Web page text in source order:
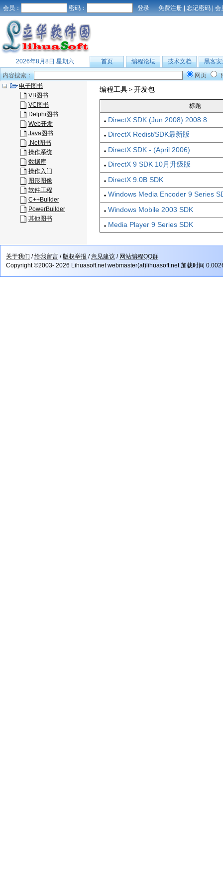
会员： 密码： 免费注册 | 忘记密码 | 会
2026年8月8日 星期六 首页 编程论坛 技术文档
黑客安
内容搜索：
网页
电子图书
VB图书
VC图书
Delphi图书
Web开发
Java图书
.Net图书
操作系统
数据库
操作入门
图形图像
软件工程
C++Builder
PowerBuilder
其他图书
编程工具 > 开发包
标题
DirectX SDK (Jun 2008) 2008.8
DirectX Redist/SDK最新版
DirectX SDK - (April 2006)
DirectX 9 SDK 10月升级版
DirectX 9.0B SDK
Windows Media Encoder 9 Series
Windows Mobile 2003 SDK
Media Player 9 Series SDK
关于我们 /给我留言 /版权举报 /意见建议 / 网站编程QQ群
Copyright ©2003- 2026 Lihuasoft.net webmaster(at)lihuasoft.net 加载时间